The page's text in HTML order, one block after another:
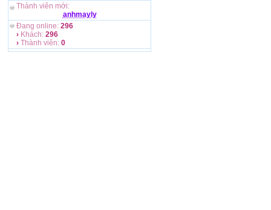
Thành viên mới:
anhmayly
Đang online: 296
› Khách: 296
› Thành viên: 0